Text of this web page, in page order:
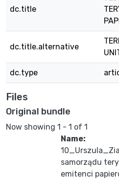
dc.title
dc.title.alternative
dc.type
Files
Original bundle
Now showing 1 - 1 of 1
Name:
samorządu
emitenci